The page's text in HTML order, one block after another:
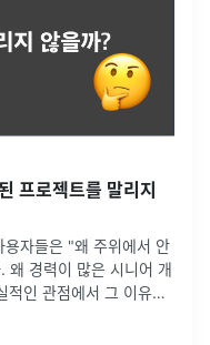
프로젝트를 말리지
자들은 "왜 주위에서 안
왜 경력이 많은 시니어 개
적인 관점에서 그 이유를